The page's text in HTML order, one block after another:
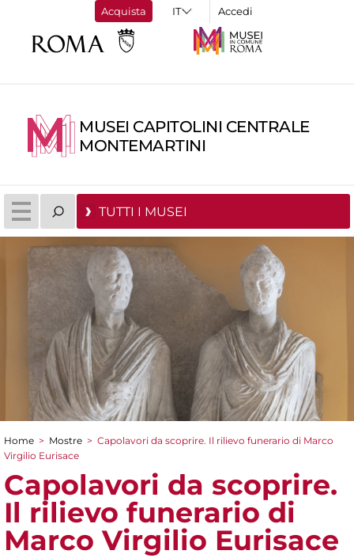
Acquista Accedi
MUSEI CAPITOLINI CENTRALE
MONTEMARTINI
TUTTI I MUSEI
Tu sei qui
Home > Mostre > Capolavori da scoprire. Il rilievo funerario di Marco
Virgilio Eurisace
Capolavori da scoprire.
Il rilievo funerario di
Marco Virgilio Eurisace